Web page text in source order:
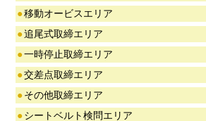
●移動オービスエリア
●追尾式取締エリア
●一時停止取締エリア
●交差点取締エリア
●その他取締エリア
●シートベルト検問エリア